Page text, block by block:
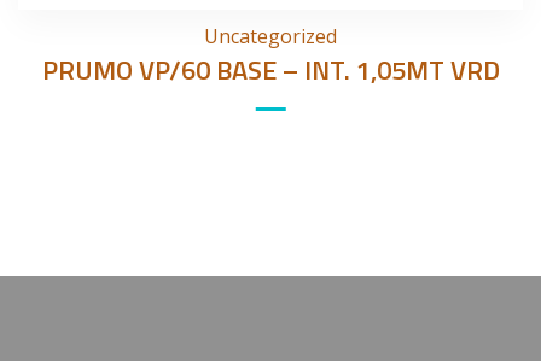
Uncategorized
PRUMO VP/60 BASE – INT. 1,05MT VRD